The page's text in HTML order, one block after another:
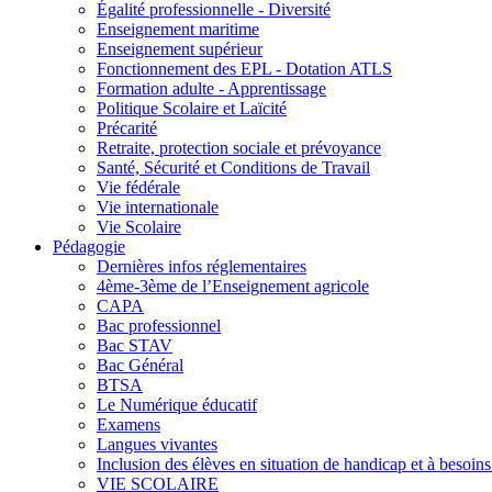
Égalité professionnelle - Diversité
Enseignement maritime
Enseignement supérieur
Fonctionnement des EPL - Dotation ATLS
Formation adulte - Apprentissage
Politique Scolaire et Laïcité
Précarité
Retraite, protection sociale et prévoyance
Santé, Sécurité et Conditions de Travail
Vie fédérale
Vie internationale
Vie Scolaire
Pédagogie
Dernières infos réglementaires
4ème-3ème de l’Enseignement agricole
CAPA
Bac professionnel
Bac STAV
Bac Général
BTSA
Le Numérique éducatif
Examens
Langues vivantes
Inclusion des élèves en situation de handicap et à
VIE SCOLAIRE